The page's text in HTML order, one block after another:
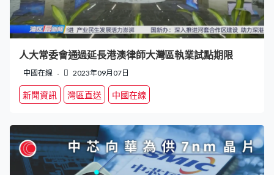
人大常委會通過延長港澳律師大灣區執業試點期限
中國在線 2023年09月07日
新聞資訊 灣區直送 中國在線